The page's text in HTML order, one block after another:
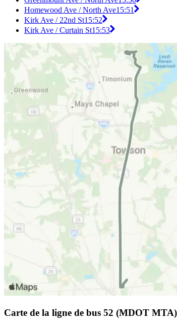
Homewood Ave / North Ave15:51
Kirk Ave / 22nd St15:52
Kirk Ave / Curtain St15:53
Carte de la ligne de bus 52 (MDOT MTA)